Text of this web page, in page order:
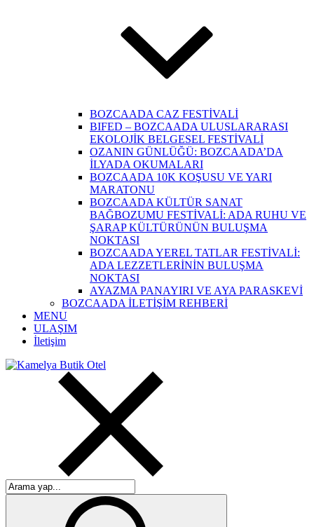
BOZCAADA CAZ FESTİVALİ
BIFED – BOZCAADA ULUSLARARASI
EKOLOJİK BELGESEL FESTİVALİ
OZANIN GÜNLÜĞÜ: BOZCAADA’DA
İLYADA OKUMALARI
BOZCAADA 10K KOŞUSU VE YARI
MARATONU
BOZCAADA KÜLTÜR SANAT
BAĞBOZUMU FESTİVALİ: ADA RUHU VE
ŞARAP KÜLTÜRÜNÜN BULUŞMA
NOKTASI
BOZCAADA YEREL TATLAR FESTİVALİ:
ADA LEZZETLERİNİN BULUŞMA
NOKTASI
AYAZMA PANAYIRI VE AYA PARASKEVİ
BOZCAADA İLETİŞİM REHBERİ
MENU
ULAŞIM
İletişim